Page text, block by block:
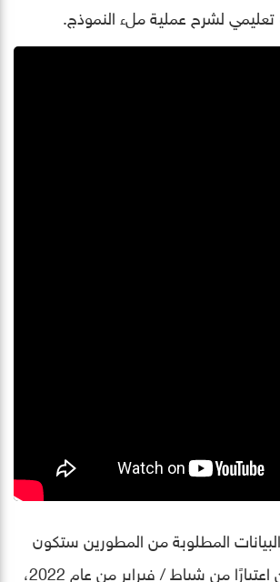
لشرح عملية ملء النموذج.
المطلوبة من المطورين ستكون
مرئيًة للمستخدمين اعتبارًا من شباط / فبراير من عام 2022،